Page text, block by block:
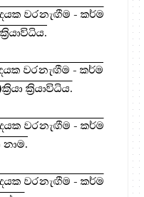
වරනැඟීම - කර්ම
වරනැඟීම - කර්ම
ක්‍රියාවිධිය.
වරනැඟීම - කර්ම
නාම.
වරනැඟීම - කර්ම